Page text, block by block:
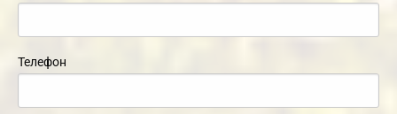
Телефон